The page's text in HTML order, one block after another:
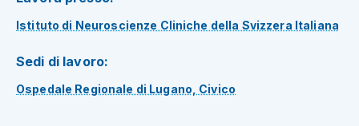
Istituto di Neuroscienze Cliniche della Svizzera Italiana
Sedi di lavoro:
Ospedale Regionale di Lugano, Civico